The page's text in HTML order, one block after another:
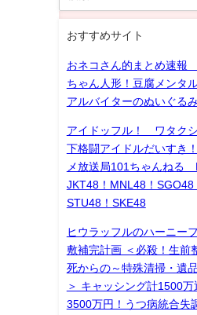
おすすめサイト
おネコさん的まとめ速報
ちゃん人形！豆腐メンタ
アルバイターのぬいぐる
アイドッフル！ ワタク
下格闘アイドルだいすき
メ放送局101ちゃんねる
JKT48！MNL48！SGO48
STU48！SKE48
ヒウラッフルのハーニー
敷補完計画 ＜必殺！生前
死からの～特殊清掃・遺
＞ キャッシング計1500
3500万円！うつ病統合失